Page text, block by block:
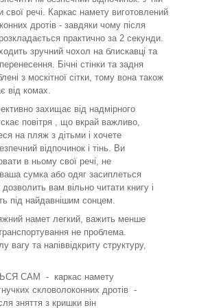
свої речі. Каркас намету виготовлений
дротів - завдяки чому після
практично за 2 секунди.
зручний чохол на блискавці та
Бічні стінки та задня
з москітної сітки, тому вона також
від комах.
захищає від надмірного
повітря , що вкрай важливо,
на пляж з дітьми і хочете
відпочинок і тінь. Ви
в ньому свої речі, не
сумка або одяг засиплеться
вам вільно читати книгу і
під найдавнішим сонцем.
намет легкий, важить менше
не проблема.
вагу та напіввідкриту структуру,
САМ - каркас намету
скловолоконних дротів -
зняття з кришки він